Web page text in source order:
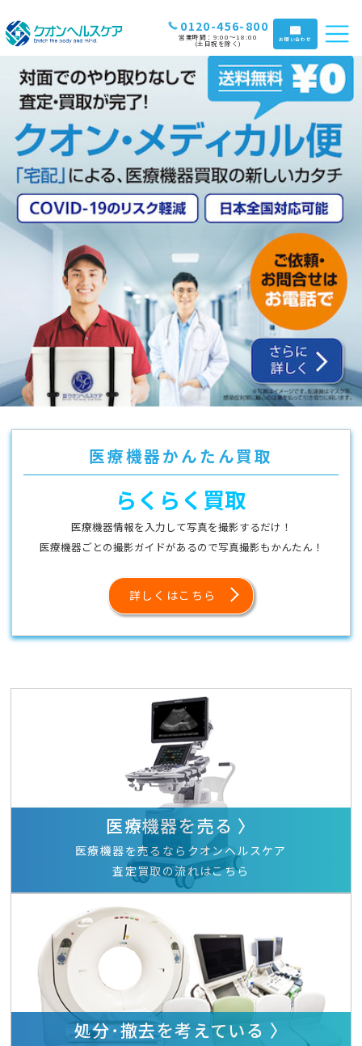
0120-456-800
営業時間：9:00〜18:00
(土日祝を除く) お問い合わせ
医療機器かんたん買取
らくらく買取
医療機器情報を入力して写真を撮影するだけ！
医療機器ごとの撮影ガイドがあるので写真撮影もかんたん！
詳しくはこちら
医療機器を売る 〉
医療機器を売るならクオンヘルスケア
査定買取の流れはこちら
処分･撤去を考えている 〉